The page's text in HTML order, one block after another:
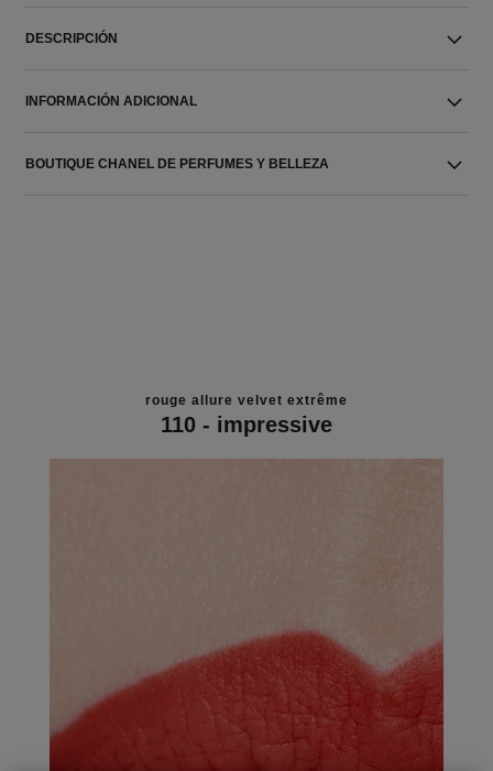
DESCRIPCIÓN
INFORMACIÓN ADICIONAL
BOUTIQUE CHANEL DE PERFUMES Y BELLEZA
rouge allure velvet extrême
110 - impressive